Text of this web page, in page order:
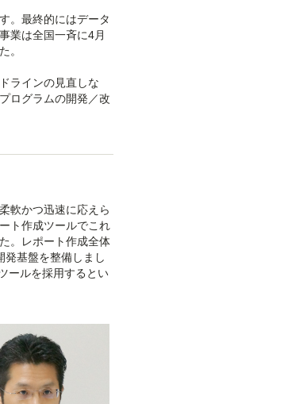
。最終的にはデータ
業は全国一斉に4月
。
ラインの見直しな
ログラムの開発／改
軟かつ迅速に応えら
ト作成ツールでこれ
。レポート作成全体
基盤を整備しまし
ールを採用するとい